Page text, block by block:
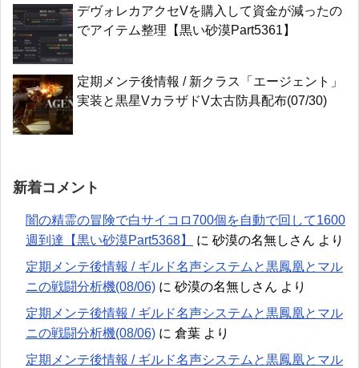
デヴォレカアクセVを購入して資金が減ったの
でアイテム整理【黒い砂漠Part5361】
定期メンテ後情報 / 新クラス「エージェント」
実装と黒星VカラザドV太古防具配布(07/30)
新着コメント
闇の精霊の冒険で白サイコロ700個を自動で回して1600
週到達【黒い砂漠Part5368】
に 砂漠の名無しさん より
定期メンテ後情報 / ギルド名声システムと黒鳳凰とマル
ニの戦闘分析機(08/06) に 砂漠の名無しさん より
定期メンテ後情報 / ギルド名声システムと黒鳳凰とマル
ニの戦闘分析機(08/06) に 倉葉 より
定期メンテ後情報 / ギルド名声システムと黒鳳凰とマル